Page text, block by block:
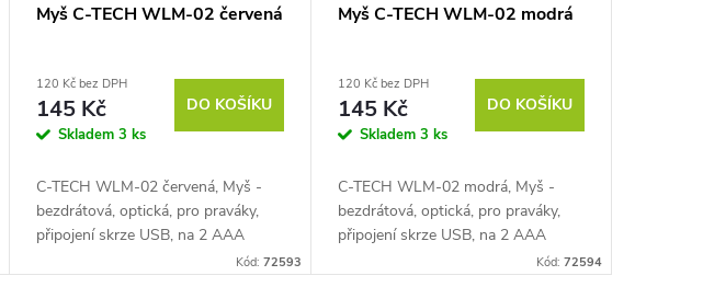
Myš C-TECH WLM-02 červená
120 Kč bez DPH
145 Kč
Skladem3 ks
DO KOŠÍKU
C-TECH WLM-02 červená, Myš -
bezdrátová, optická, pro praváky,
připojení skrze USB, na 2 AAA
baterie, citlivost 1600 DPI, odezva 1
Kód: 72593
Myš C-TECH WLM-02 modrá
120 Kč bez DPH
145 Kč
Skladem 3 ks
DO KOŠÍKU
C-TECH WLM-02 modrá, Myš -
bezdrátová, optická, pro praváky,
připojení skrze USB, na 2 AAA
baterie, citlivost 1600 DPI, odezva 1
Kód: 72594